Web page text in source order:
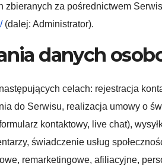
za pośrednictwem
(dalej: Administrator).
danych
celach: rejestracja
do Serwisu, realizacja umowy o
kontaktowy, live chat),
świadczenie usług
remarketingowe, afiliacyjne,